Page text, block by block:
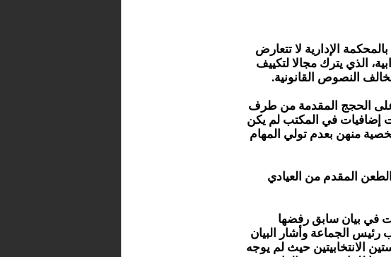
الإدارية لا تتعارض
الذي يترك مجالا لتكييف
النصوص القانونية.
على الحجج المقدمة من طرف
في المكتب لم يكن
منهن بعدم تولي المهام
المقدم من العيادي
في بيان سابق رفضها
رئيس الجماعة وأشار البيان
الانتخابيتين حيث لم يوجه